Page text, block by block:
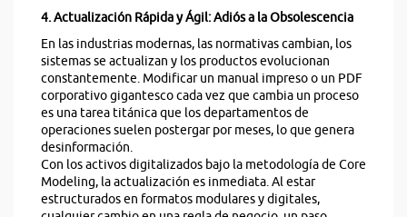
4. Actualización Rápida y Ágil: Adiós a la Obsolescencia
En las industrias modernas, las normativas cambian, los
sistemas se actualizan y los productos evolucionan
constantemente. Modificar un manual impreso o un PDF
corporativo gigantesco cada vez que cambia un proceso
es una tarea titánica que los departamentos de
operaciones suelen postergar por meses, lo que genera
desinformación.
Con los activos digitalizados bajo la metodología de Core
Modeling, la actualización es inmediata. Al estar
estructurados en formatos modulares y digitales,